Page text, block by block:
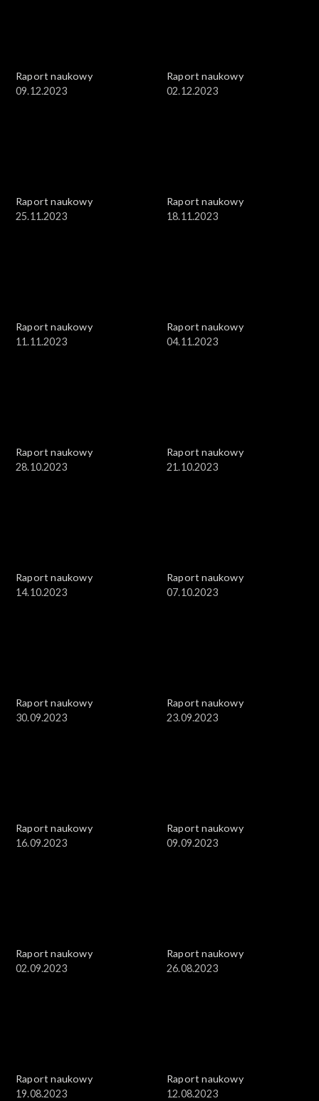
Raport naukowy
09.12.2023
Raport naukowy
02.12.2023
Raport naukowy
25.11.2023
Raport naukowy
18.11.2023
Raport naukowy
11.11.2023
Raport naukowy
04.11.2023
Raport naukowy
28.10.2023
Raport naukowy
21.10.2023
Raport naukowy
14.10.2023
Raport naukowy
07.10.2023
Raport naukowy
30.09.2023
Raport naukowy
23.09.2023
Raport naukowy
16.09.2023
Raport naukowy
09.09.2023
Raport naukowy
02.09.2023
Raport naukowy
26.08.2023
Raport naukowy
19.08.2023
Raport naukowy
12.08.2023